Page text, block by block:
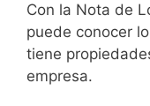
Con la Nota de
puede conocer
tiene
empresa.